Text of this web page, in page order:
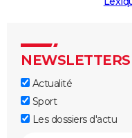
NEWSLETTERS
Actualité
Sport
Les dossiers d'actu